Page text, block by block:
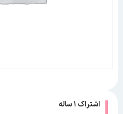
اشتراک ۱ ساله